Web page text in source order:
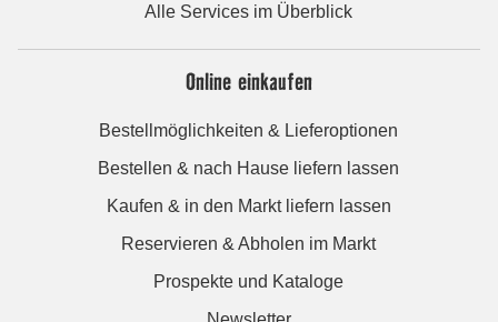
Alle Services im Überblick
Online einkaufen
Bestellmöglichkeiten & Lieferoptionen
Bestellen & nach Hause liefern lassen
Kaufen & in den Markt liefern lassen
Reservieren & Abholen im Markt
Prospekte und Kataloge